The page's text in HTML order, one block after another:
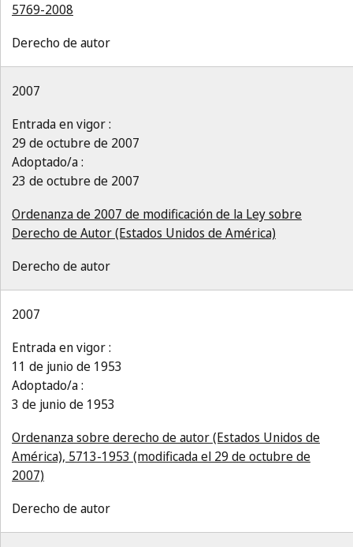
5769-2008
Derecho de autor
2007
Entrada en vigor :
29 de octubre de 2007
Adoptado/a :
23 de octubre de 2007
Ordenanza de 2007 de modificación de la Ley sobre
Derecho de Autor (Estados Unidos de América)
Derecho de autor
2007
Entrada en vigor :
11 de junio de 1953
Adoptado/a :
3 de junio de 1953
Ordenanza sobre derecho de autor (Estados Unidos de
América), 5713-1953 (modificada el 29 de octubre de
2007)
Derecho de autor